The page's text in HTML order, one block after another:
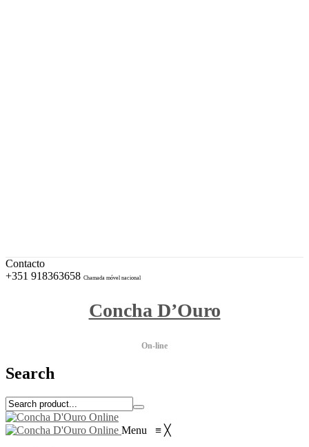
Contacto
+351 918363658 Chamada móvel nacional
Concha D’Ouro
On-line
Search
Menu ≡ ╳